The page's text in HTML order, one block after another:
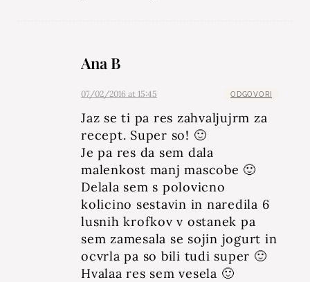
Ana B
07/02/2016 at 15:45 ODGOVORI
Jaz se ti pa res zahvaljujrm za
recept. Super so! 🙂
Je pa res da sem dala
malenkost manj mascobe 🙂
Delala sem s polovicno
kolicino sestavin in naredila 6
lusnih krofkov v ostanek pa
sem zamesala se sojin jogurt in
ocvrla pa so bili tudi super 🙂
Hvalaa res sem vesela 🙂